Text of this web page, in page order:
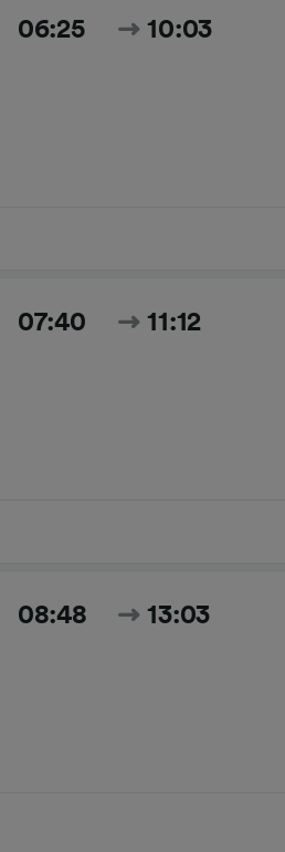
06:25 10:03
07:40 11:12
08:48 13:03